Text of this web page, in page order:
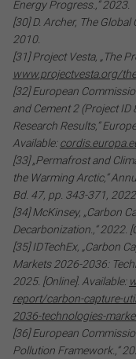
Energy Progress.,“ 2023.
[30] D. Archer, The
2010.
[31] Project Vesta, „The
www.projectvesta.org/
[32] European
and Cement 2 (Project ID
Research Results,“
Available:
[33] „Permafrost and
the Warming Arctic,“
Bd. 47, pp. 343-371, 2022.
[34] McKinsey, „Carbon
Decarbonization.,“ 2022.
[35] IDTechEx, „Carbon
Markets 2026-2036:
2025. [Online]. Available:
report/carbon-capture-
2036-technologies-
[36] European
Pollution Framework.,“